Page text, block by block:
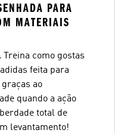
PARA
MATERIAIS
como gostas
feita para
ao
quando a ação
total de
levantamento!